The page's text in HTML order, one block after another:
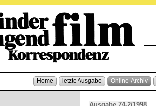
Home letzte Ausgabe Online-Archiv
Ausgabe 74-2/1998